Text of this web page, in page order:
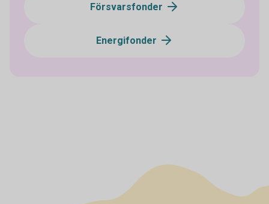
Försvarsfonder
Energifonder